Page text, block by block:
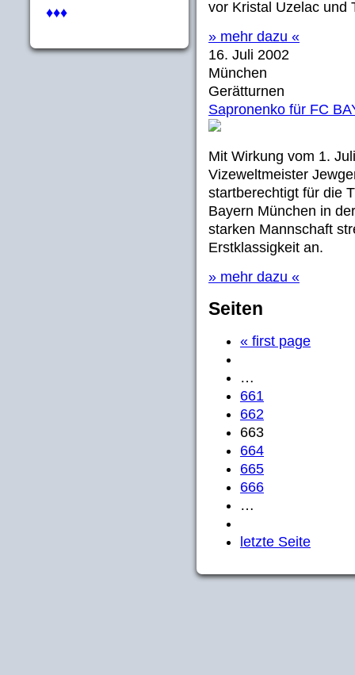
♦♦♦
vor Kristal Uzelac und
» mehr dazu «
16. Juli 2002
München
Gerätturnen
Sapronenko für FC
Mit Wirkung vom 1.
Vizeweltmeister
startberechtigt für die
Bayern München in
starken Mannschaft
Erstklassigkeit an.
» mehr dazu «
Seiten
« first page
…
661
662
663
664
665
666
…
letzte Seite